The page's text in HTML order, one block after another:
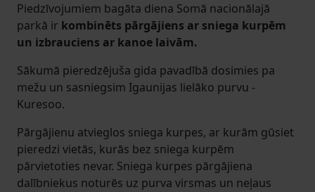
Piedzīvojumiem bagāta diena Somā nacionālajā
parkā ir kombinēts pārgājiens ar sniega kurpēm
un izbrauciens ar kanoe laivām.
Sākumā pieredzējuša gida pavadībā dosimies pa
mežu un sasniegsim Igaunijas lielāko purvu -
Kuresoo.
Pārgājienu atvieglos sniega kurpes, ar kurām gūsiet
pieredzi vietās, kurās bez sniega kurpēm
pārvietoties nevar. Sniega kurpes pārgājiena
dalībniekus noturēs uz purva virsmas un neļaus